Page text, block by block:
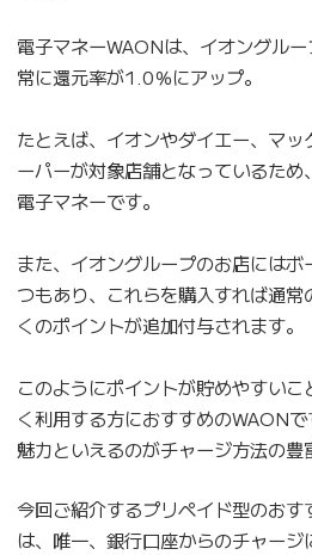
電子マネーWAONは、イオングルー
常に還元率が1.0％にアップ。
たとえば、イオンやダイエー、マ
ーパーが対象店舗となっているた
電子マネーです。
また、イオングループのお店にはボ
つもあり、これらを購入すれば通
くのポイントが追加付与されます。
このようにポイントが貯めやすい
く利用する方におすすめのWAON
魅力といえるのがチャージ方法の豊
今回ご紹介するプリペイド型のお
は、唯一、銀行口座からのチャージ